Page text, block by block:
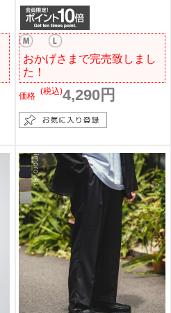
おかげさまで完売致しまし
た！
価格 4,290円
(税込)